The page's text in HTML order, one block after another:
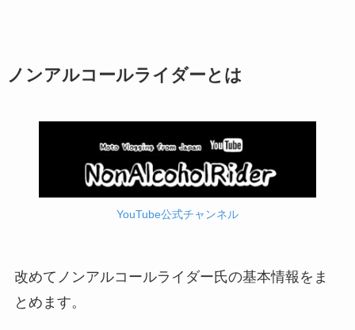
ノンアルコールライダーとは
YouTube公式チャンネル
改めてノンアルコールライダー氏の基本情報をま
とめます。